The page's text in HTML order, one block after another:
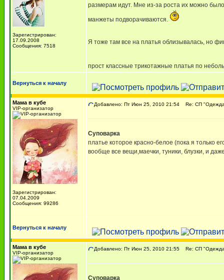
Зарегистрирован:
17.09.2008
Сообщения: 7518
размерам идут. Мне из-за роста их можно
манжеты подворачиваются.
Я тоже там все на платья облизывалась, но
прост классные трикотажные платья по
Вернуться к началу
Мама в кубе
VIP-организатор
Зарегистрирован:
07.04.2009
Сообщения: 99286
Добавлено: Пт Июн 25, 2010 21:54 Re: СП "Одежда
Суповарка
платье которое красно-белое (пока я только
вообще все вещи,маечки, туники, блузки, и
Вернуться к началу
Мама в кубе
VIP-организатор
Добавлено: Пт Июн 25, 2010 21:55 Re: СП "Одежда
Суповарка